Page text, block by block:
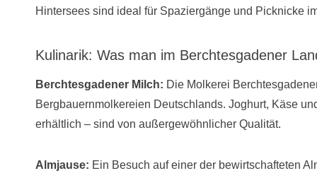
Hintersees sind ideal für Spaziergänge und Picknicke
Kulinarik: Was man im Berchtesgadener
Berchtesgadener Milch: Die Molkerei
Bergbauernmolkereien Deutschlands. Joghurt, Käse
erhältlich – sind von außergewöhnlicher Qualität.
Almjause: Ein Besuch auf einer der bewirtschafteten